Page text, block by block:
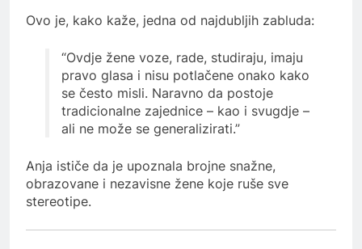
Ovo je, kako kaže, jedna od najdubljih zabluda:
“Ovdje žene voze, rade, studiraju, imaju
pravo glasa i nisu potlačene onako kako
se često misli. Naravno da postoje
tradicionalne zajednice – kao i svugdje –
ali ne može se generalizirati.”
Anja ističe da je upoznala brojne snažne,
obrazovane i nezavisne žene koje ruše sve
stereotipe.